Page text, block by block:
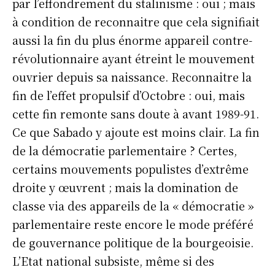
à condition de reconnaitre que cela signifiait
aussi la fin du plus énorme appareil contre-
révolutionnaire ayant étreint le mouvement
ouvrier depuis sa naissance. Reconnaitre la
fin de l’effet propulsif d’Octobre : oui, mais
cette fin remonte sans doute à avant 1989-91.
Ce que Sabado y ajoute est moins clair. La fin
de la démocratie parlementaire ? Certes,
certains mouvements populistes d’extrême
droite y œuvrent ; mais la domination de
classe via des appareils de la « démocratie »
parlementaire reste encore le mode préféré
de gouvernance politique de la bourgeoisie.
L’Etat national subsiste, même si des